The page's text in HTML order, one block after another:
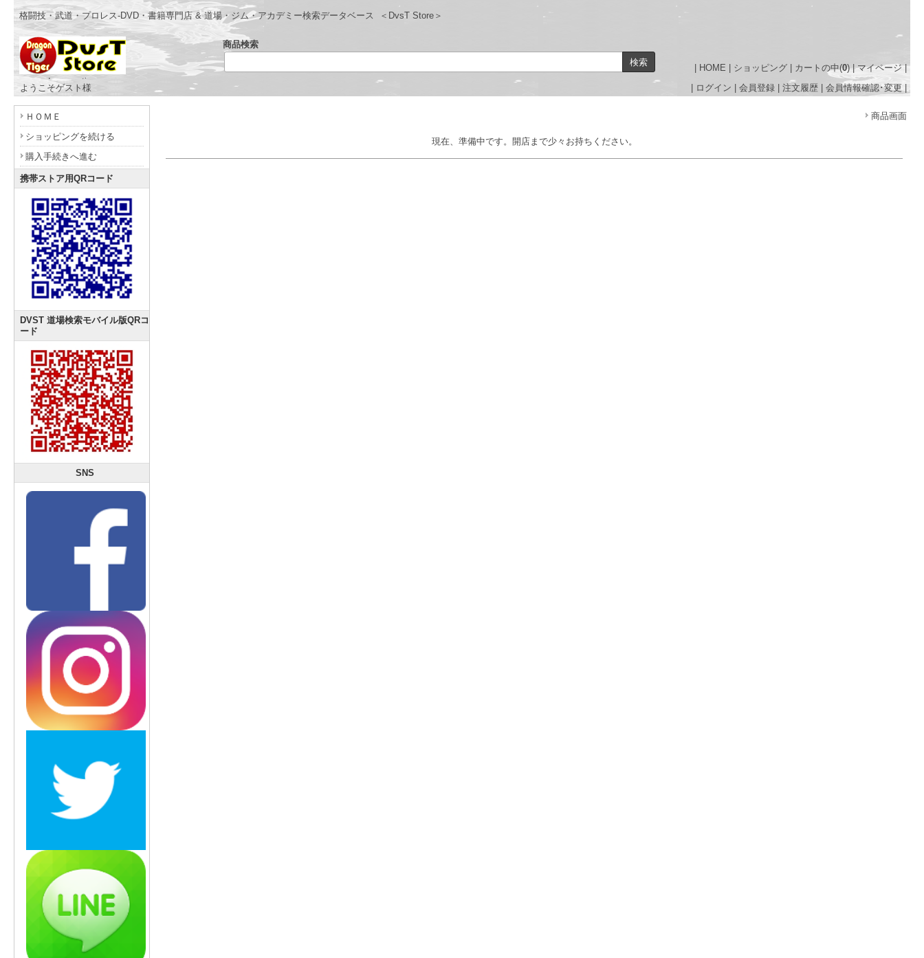
格闘技・武道・プロレス-DVD・書籍専門店 & 道場・ジム・アカデミー検索データベース ＜DvsT Store＞
HOME ショッピング カートの中(0)|マイページ|
- www.dragonvstiger.com -
商品検索
ようこそゲスト様 ログイン 会員登録 注文履歴 会員情報確認･変更
商品画面
現在、準備中です。開店まで少々お持ちください。
ＨＯＭＥ
ショッピングを続ける
購入手続きへ進む
携帯ストア用QRコード
DVST 道場検索モバイル版QRコ
ード
SNS